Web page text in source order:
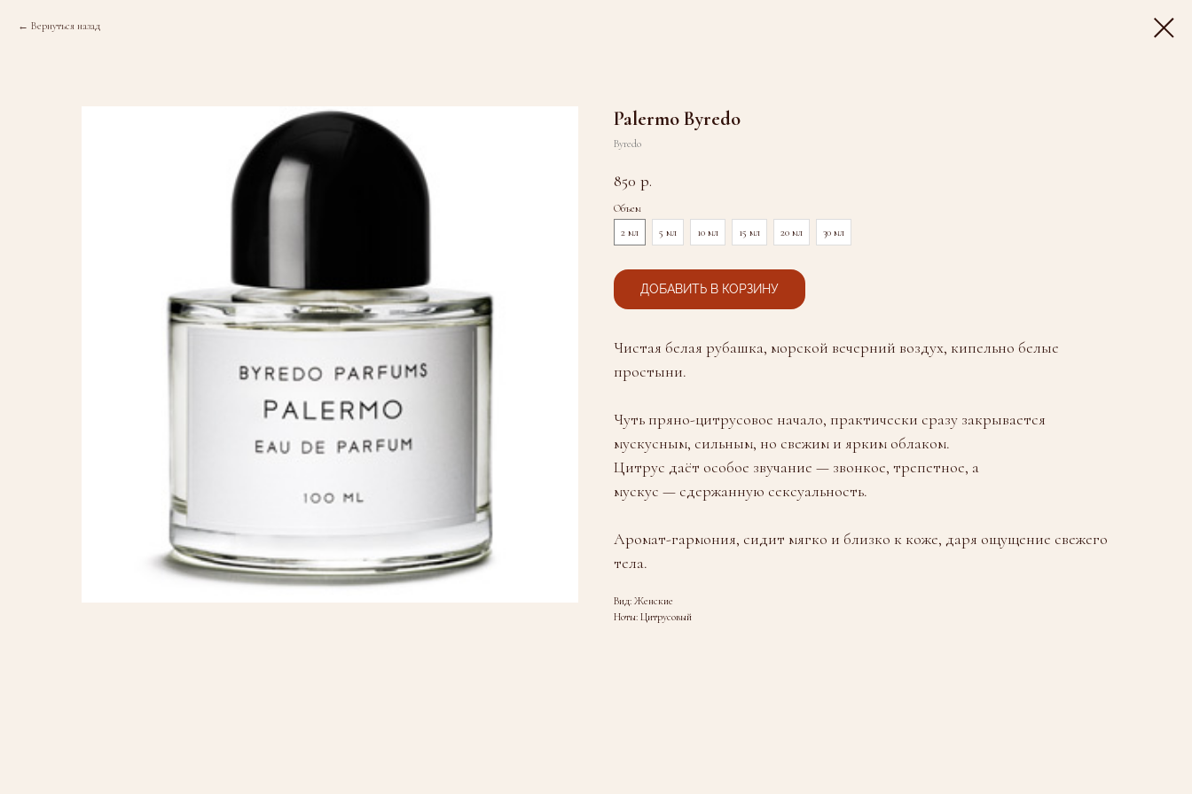
Вернуться назад
Palermo Byredo
Byredo
850 р.
Объем
2 мл
5 мл 10 мл 15 мл 20 мл 30 мл
ДОБАВИТЬ В КОРЗИНУ
Чистая белая рубашка, морской вечерний воздух, кипельно белые
простыни.
Чуть пряно-цитрусовое начало, практически сразу закрывается
мускусным, сильным, но свежим и ярким облаком.
Цитрус даёт особое звучание — звонкое, трепетное, а
мускус — сдержанную сексуальность.
Аромат-гармония, сидит мягко и близко к коже, даря ощущение свежего
тела.
Вид: Женские
Ноты: Цитрусовый